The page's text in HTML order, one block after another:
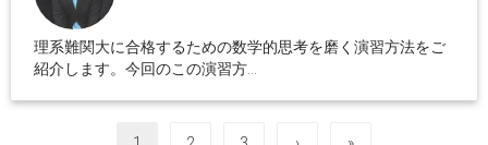
理系難関大に合格するための数学的思考を磨く演習方法をご
紹介します。今回のこの演習方...